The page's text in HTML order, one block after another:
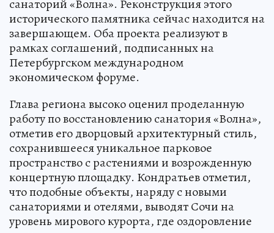
санаторий «Волна». Реконструкция этого
исторического памятника сейчас находится на
завершающем. Оба проекта реализуют в
рамках соглашений, подписанных на
Петербургском международном
экономическом форуме.
Глава региона высоко оценил проделанную
работу по восстановлению санатория «Волна»,
отметив его дворцовый архитектурный стиль,
сохранившееся уникальное парковое
пространство с растениями и возрожденную
концертную площадку. Кондратьев отметил,
что подобные объекты, наряду с новыми
санаториями и отелями, выводят Сочи на
уровень мирового курорта, где оздоровление